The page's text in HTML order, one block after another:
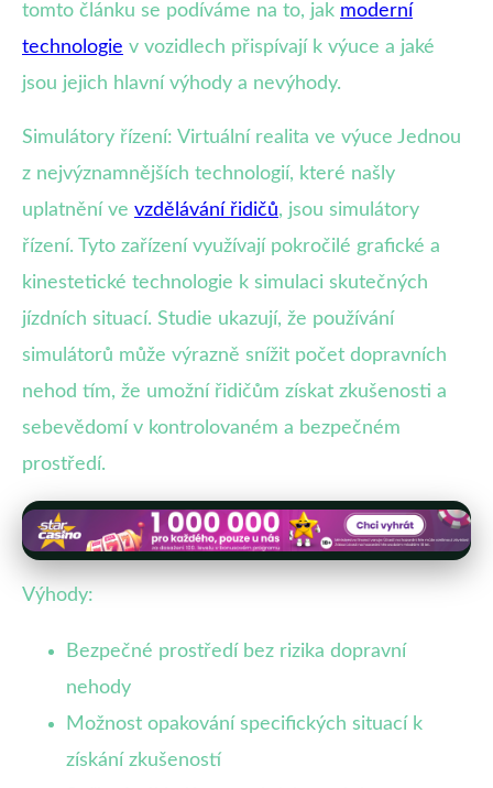
tomto článku se podíváme na to, jak moderní
technologie v vozidlech přispívají k výuce a jaké
jsou jejich hlavní výhody a nevýhody.
Simulátory řízení: Virtuální realita ve výuce Jednou
z nejvýznamnějších technologií, které našly
uplatnění ve vzdělávání řidičů, jsou simulátory
řízení. Tyto zařízení využívají pokročilé grafické a
kinestetické technologie k simulaci skutečných
jízdních situací. Studie ukazují, že používání
simulátorů může výrazně snížit počet dopravních
nehod tím, že umožní řidičům získat zkušenosti a
sebevědomí v kontrolovaném a bezpečném
prostředí.
Výhody:
Bezpečné prostředí bez rizika dopravní
nehody
Možnost opakování specifických situací k
získání zkušeností